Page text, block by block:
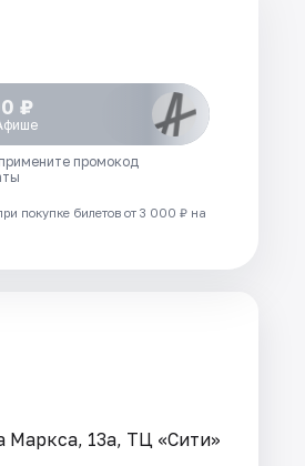
₽
промокод
покупке билетов от 3 000 ₽ на
Маркса, 13а, ТЦ «Сити»